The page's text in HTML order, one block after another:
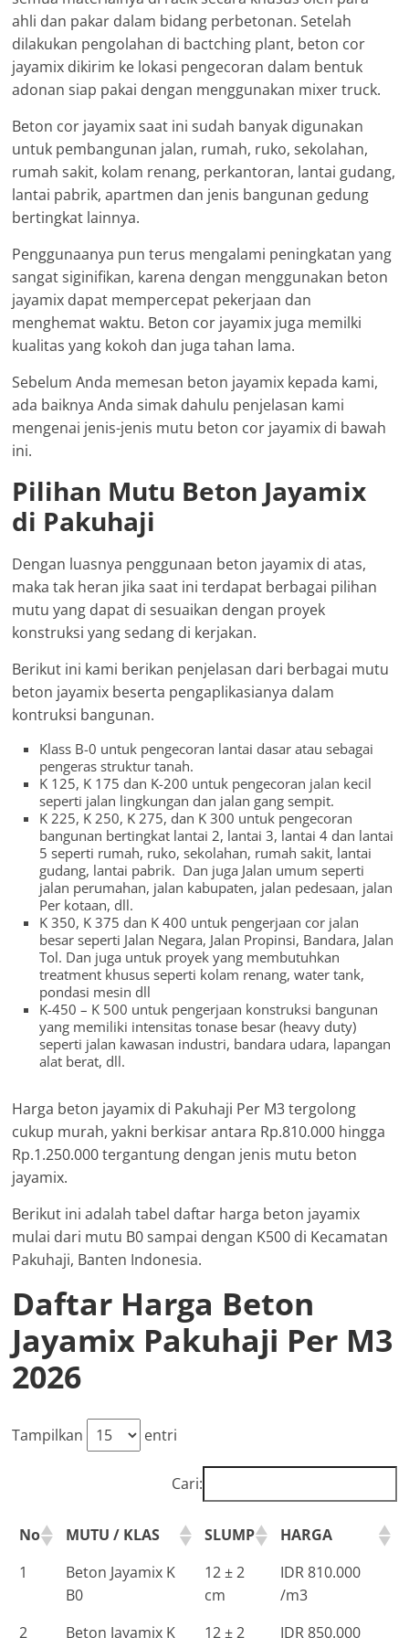
ahli dan pakar dalam bidang perbetonan. Setelah
dilakukan pengolahan di bactching plant, beton cor
jayamix dikirim ke lokasi pengecoran dalam bentuk
adonan siap pakai dengan menggunakan mixer truck.
Beton cor jayamix saat ini sudah banyak digunakan
untuk pembangunan jalan, rumah, ruko, sekolahan,
rumah sakit, kolam renang, perkantoran, lantai gudang,
lantai pabrik, apartmen dan jenis bangunan gedung
bertingkat lainnya.
Penggunaanya pun terus mengalami peningkatan yang
sangat siginifikan, karena dengan menggunakan beton
jayamix dapat mempercepat pekerjaan dan
menghemat waktu. Beton cor jayamix juga memilki
kualitas yang kokoh dan juga tahan lama.
Sebelum Anda memesan beton jayamix kepada kami,
ada baiknya Anda simak dahulu penjelasan kami
mengenai jenis-jenis mutu beton cor jayamix di bawah
ini.
Pilihan Mutu Beton Jayamix
di Pakuhaji
Dengan luasnya penggunaan beton jayamix di atas,
maka tak heran jika saat ini terdapat berbagai pilihan
mutu yang dapat di sesuaikan dengan proyek
konstruksi yang sedang di kerjakan.
Berikut ini kami berikan penjelasan dari berbagai mutu
beton jayamix beserta pengaplikasianya dalam
kontruksi bangunan.
Klass B-0 untuk pengecoran lantai dasar atau sebagai
pengeras struktur tanah.
K 125, K 175 dan K-200 untuk pengecoran jalan kecil
seperti jalan lingkungan dan jalan gang sempit.
K 225, K 250, K 275, dan K 300 untuk pengecoran
bangunan bertingkat lantai 2, lantai 3, lantai 4 dan lantai
5 seperti rumah, ruko, sekolahan, rumah sakit, lantai
gudang, lantai pabrik. Dan juga Jalan umum seperti
jalan perumahan, jalan kabupaten, jalan pedesaan, jalan
Per kotaan, dll.
K 350, K 375 dan K 400 untuk pengerjaan cor jalan
besar seperti Jalan Negara, Jalan Propinsi, Bandara, Jalan
Tol. Dan juga untuk proyek yang membutuhkan
treatment khusus seperti kolam renang, water tank,
pondasi mesin dll
K-450 – K 500 untuk pengerjaan konstruksi bangunan
yang memiliki intensitas tonase besar (heavy duty)
seperti jalan kawasan industri, bandara udara, lapangan
alat berat, dll.
Harga beton jayamix di Pakuhaji Per M3 tergolong
cukup murah, yakni berkisar antara Rp.810.000 hingga
Rp.1.250.000 tergantung dengan jenis mutu beton
jayamix.
Berikut ini adalah tabel daftar harga beton jayamix
mulai dari mutu B0 sampai dengan K500 di Kecamatan
Pakuhaji, Banten Indonesia.
Daftar Harga Beton
Jayamix Pakuhaji Per M3
2026
Tampilkan entri
Cari:
No MUTU / KLAS SLUMP
HARGA
1
Beton Jayamix K
B0
12 ± 2
cm
IDR 810.000
/m3
2
Beton Jayamix K
12 ± 2
IDR 850.000